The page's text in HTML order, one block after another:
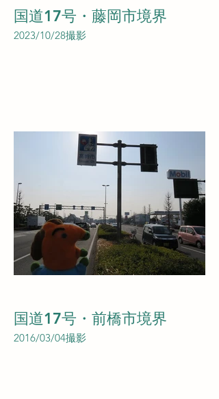
国道17号・藤岡市境界
2023/10/28撮影
国道17号・前橋市境界
2016/03/04撮影